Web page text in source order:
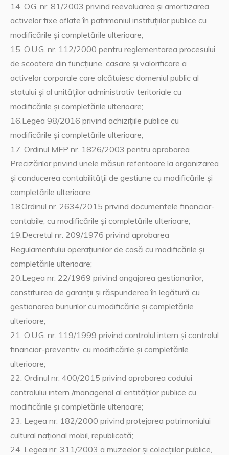
14. O.G. nr. 81/2003 privind reevaluarea şi amortizarea
activelor fixe aflate în patrimoniul instituţiilor publice cu
modificările şi completările ulterioare;
15. O.U.G. nr. 112/2000 pentru reglementarea procesului
de scoatere din funcţiune, casare şi valorificare a
activelor corporale care alcătuiesc domeniul public al
statului şi al unităţilor administrativ teritoriale cu
modificările şi completările ulterioare;
16.Legea 98/2016 privind achizițiile publice cu
modificările şi completările ulterioare;
17. Ordinul MFP nr. 1826/2003 pentru aprobarea
Precizărilor privind unele măsuri referitoare la organizarea
şi conducerea contabilităţii de gestiune cu modificările şi
completările ulterioare;
18.Ordinul nr. 2634/2015 privind documentele financiar-
contabile, cu modificările şi completările ulterioare;
19.Decretul nr. 209/1976 privind aprobarea
Regulamentului operaţiunilor de casă cu modificările şi
completările ulterioare;
20.Legea nr. 22/1969 privind angajarea gestionarilor,
constituirea de garanţii şi răspunderea în legătură cu
gestionarea bunurilor cu modificările şi completările
ulterioare;
21. O.U.G. nr. 119/1999 privind controlul intern şi controlul
financiar-preventiv, cu modificările şi completările
ulterioare;
22. Ordinul nr. 400/2015 privind aprobarea codului
controlului intern /managerial al entităţilor publice cu
modificările şi completările ulterioare;
23. Legea nr. 182/2000 privind protejarea patrimoniului
cultural naţional mobil, republicată;
24. Legea nr. 311/2003 a muzeelor şi colecţiilor publice,